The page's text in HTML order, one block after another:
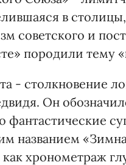
в
советского и
породили тему
- столкновение
Он
фантастические
названием
хронометраж